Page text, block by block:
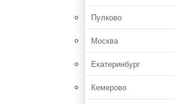
Пулково
Москва
Екатеринбург
Кемерово